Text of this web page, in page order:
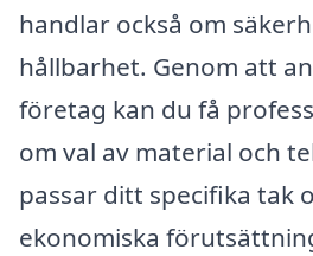
handlar också om
hållbarhet. Genom att
företag kan du få
om val av material och
passar ditt specifika tak
ekonomiska